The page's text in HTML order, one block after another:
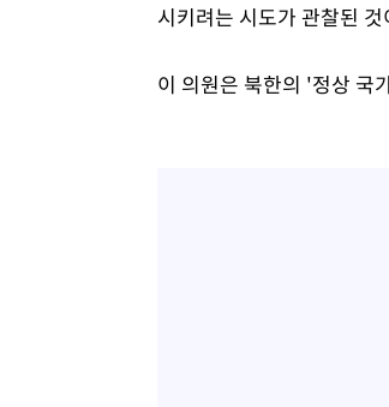
시키려는 시도가 관찰된
이 의원은 북한의 '정상 국